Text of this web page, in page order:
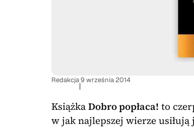
Redakcja9 września 2014
KsiążkaDobro popłaca! to
w jak najlepszej wierze